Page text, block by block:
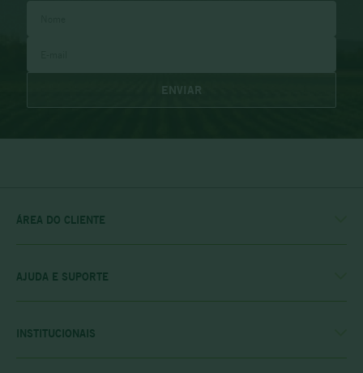
ENVIAR
ÁREA DO CLIENTE
AJUDA E SUPORTE
PRIVACIDADE E SEGURANÇA
INSTITUCIONAIS